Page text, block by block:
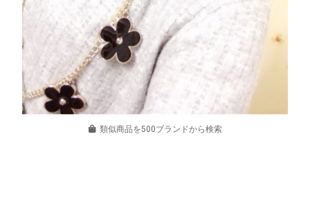
類似商品を500ブランドから検索